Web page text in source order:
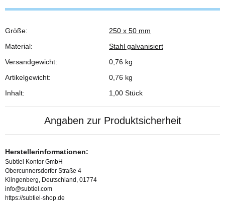
Produkteigenschaft
Wert
Größe:
250 x 50 mm
Material:
Stahl galvanisiert
Versandgewicht:
0,76 kg
Artikelgewicht:
0,76 kg
Inhalt:
1,00 Stück
Angaben zur Produktsicherheit
Herstellerinformationen:
Subtiel Kontor GmbH
Obercunnersdorfer Straße 4
Klingenberg, Deutschland, 01774
info@subtiel.com
https://subtiel-shop.de